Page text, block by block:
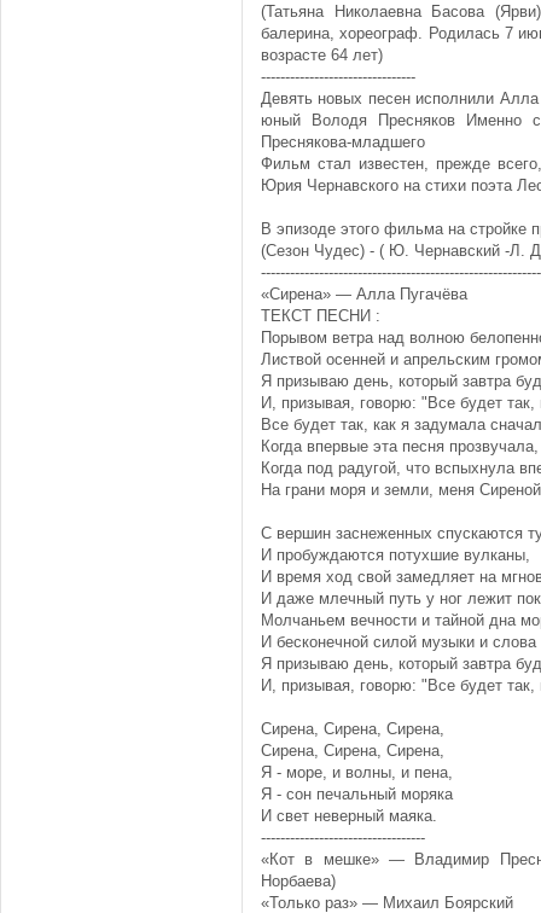
(Татьяна Николаевна Басова
балерина, хореограф. Родилась 7
возрасте 64 лет)
--------------------------------
Девять новых песен исполнили
юный Володя Пресняков Именно
Преснякова-младшего
Фильм стал известен, прежде
Юрия Чернавского на стихи поэта
В эпизоде этого фильма на стройке
(Сезон Чудес) - ( Ю. Чернавский -Л.
«Сирена» — Алла Пугачёва
ТЕКСТ ПЕСНИ :
Порывом ветра над волною
Листвой осенней и апрельским
Я призываю день, который завтра
И, призывая, говорю: "Все будет
Все будет так, как я задумала
Когда впервые эта песня прозвучала,
Когда под радугой, что вспыхнула
На грани моря и земли, меня
С вершин заснеженных спускаются
И пробуждаются потухшие вулканы,
И время ход свой замедляет на
И даже млечный путь у ног лежит
Молчаньем вечности и тайной дна
И бесконечной силой музыки и слова
Я призываю день, который завтра
И, призывая, говорю: "Все будет
Сирена, Сирена, Сирена,
Сирена, Сирена, Сирена,
Я - море, и волны, и пена,
Я - сон печальный моряка
И свет неверный маяка.
----------------------------------
«Кот в мешке» — Владимир
Норбаева)
«Только раз» — Михаил Боярский